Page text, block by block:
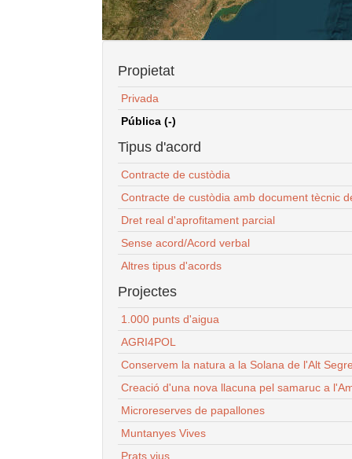
Propietat
Privada
Pública (-)
Tipus d'acord
Contracte de custòdia
Contracte de custòdia amb document tècnic
Dret real d'aprofitament parcial
Sense acord/Acord verbal
Altres tipus d'acords
Projectes
1.000 punts d'aigua
AGRI4POL
Conservem la natura a la Solana de l'Alt
Creació d'una nova llacuna pel samaruc a
Microreserves de papallones
Muntanyes Vives
Prats vius